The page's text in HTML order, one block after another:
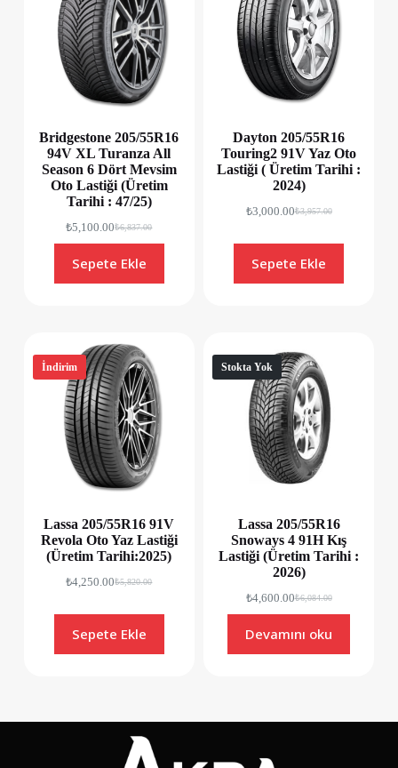
Bridgestone 205/55R16
94V XL Turanza All
Season 6 Dört Mevsim
Oto Lastiği (Üretim
Tarihi : 47/25)
₺6,837.00
₺5,100.00
Sepete Ekle
Dayton 205/55R16
Touring2 91V Yaz Oto
Lastiği ( Üretim Tarihi :
2024)
₺3,957.00
₺3,000.00
Sepete Ekle
İndirim
Lassa 205/55R16 91V
Revola Oto Yaz Lastiği
(Üretim Tarihi:2025)
₺5,820.00
₺4,250.00
Sepete Ekle
Stokta Yok
Lassa 205/55R16
Snoways 4 91H Kış
Lastiği (Üretim Tarihi :
2026)
₺6,084.00
₺4,600.00
Devamını oku